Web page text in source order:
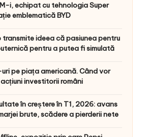
i, echipat cu tehnologia Super
emblematică BYD
ideea că pasiunea pentru
pentru a putea fi simulată
pe piața americană. Când vor
investitorii români
în creștere în T1, 2026: avans
brute, scădere a pierderii nete